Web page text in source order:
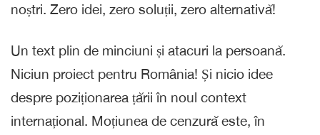
noștri. Zero idei, zero soluții, zero alternativă!
Un text plin de minciuni și atacuri la persoană.
Niciun proiect pentru România! Și nicio idee
despre poziționarea țării în noul context
internațional. Moțiunea de cenzură este, în